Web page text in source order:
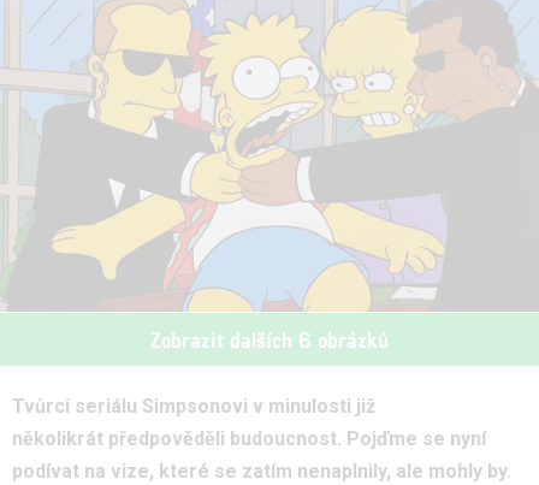
Zobrazit dalších 6 obrázků
Tvůrci seriálu Simpsonovi v minulosti již
několikrát předpověděli budoucnost. Pojďme se nyní
podívat na vize, které se zatím nenaplnily, ale mohly by.